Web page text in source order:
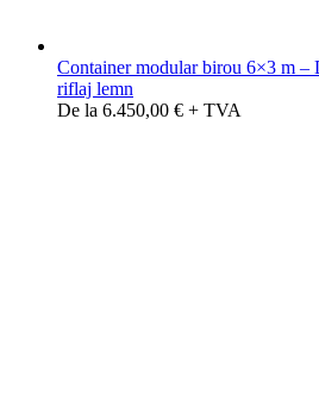
Container modular birou 6×3 m –
riflaj lemn
De la 6.450,00 € + TVA